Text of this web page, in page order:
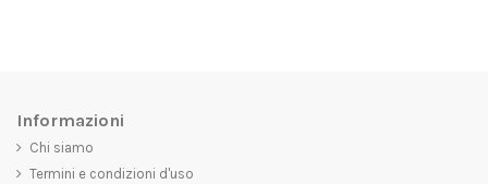
Informazioni
Chi siamo
Termini e condizioni d'uso